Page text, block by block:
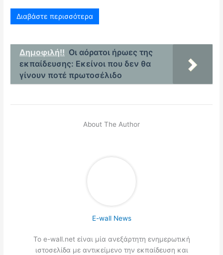
Διαβάστε περισσότερα
Δημοφιλή!! Οι αόρατοι ήρωες της
εκπαίδευσης: Εκείνοι που δεν θα
γίνουν ποτέ πρωτοσέλιδο
About The Author
E-wall News
Το e-wall.net είναι μία ανεξάρτητη ενημερωτική
ιστοσελίδα με αντικείμενο την εκπαίδευση και